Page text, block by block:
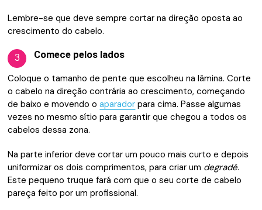
Lembre-se que deve sempre cortar na direção oposta ao
crescimento do cabelo.
3 Comece pelos lados
Coloque o tamanho de pente que escolheu na lâmina. Corte
o cabelo na direção contrária ao crescimento, começando
de baixo e movendo oaparador para cima. Passe algumas
vezes no mesmo sítio para garantir que chegou a todos os
cabelos dessa zona.
Na parte inferior deve cortar um pouco mais curto e depois
uniformizar os dois comprimentos, para criar um degradé.
Este pequeno truque fará com que o seu corte de cabelo
pareça feito por um profissional.